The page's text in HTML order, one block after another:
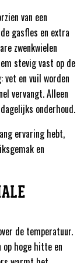
van een
gasfles en extra
zwenkwielen
stevig vast op de
vet en vuil worden
vervangt. Alleen
onderhoud.
ervaring hebt,
en
de temperatuur.
hoge hitte en